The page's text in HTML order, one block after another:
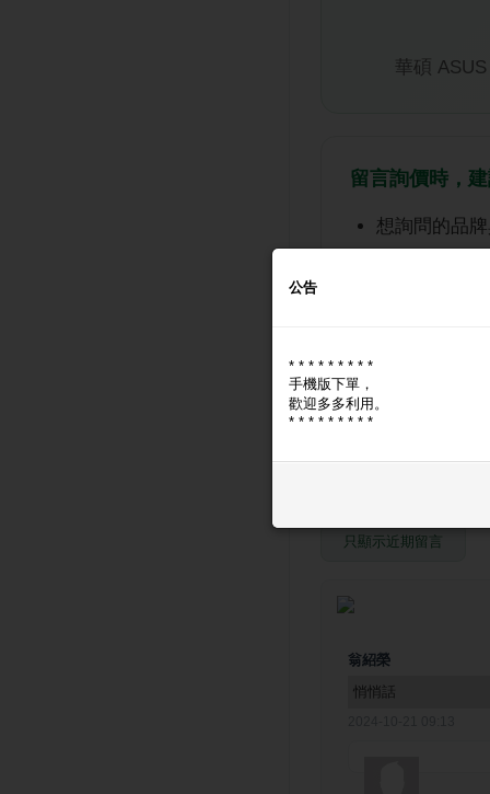
華碩
留言詢價時，
想詢問的品
送出留言後，將由
只顯示近期留言
翁紹榮
悄悄話
公告
* * * * * * * * *
手機版下單，
歡迎多多利用。
* * * * * * * * *